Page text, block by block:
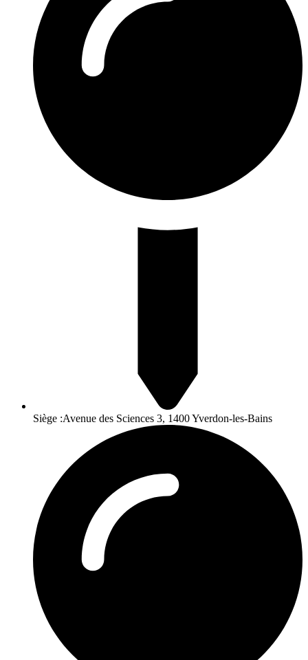
Siège :Avenue des Sciences 3, 1400 Yverdon-les-Bains